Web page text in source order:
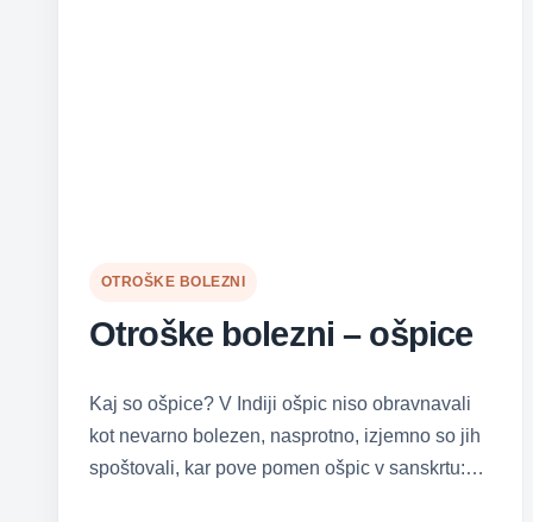
OTROŠKE BOLEZNI
Otroške bolezni – ošpice
Kaj so ošpice? V Indiji ošpic niso obravnavali
kot nevarno bolezen, nasprotno, izjemno so jih
spoštovali, kar pove pomen ošpic v sanskrtu:…